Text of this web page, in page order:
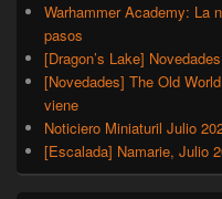
Warhammer Academy: La
pasos
[Dragon’s Lake]
[Novedades] The Old
viene
Noticiero Miniaturil Julio
[Escalada] Namarie, Julio